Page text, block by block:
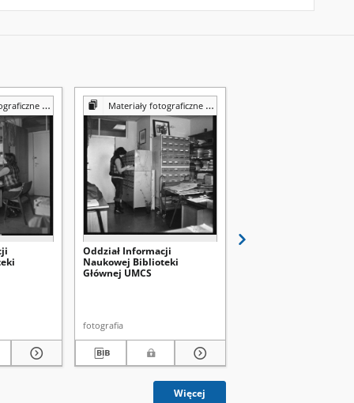
Biblioteki UMCS Materiały fotograficzne z Pracowni Reprografii Biblioteki UMCS
Oddział Informacji
Naukowej Biblioteki
Głównej UMCS
fotografia
Więcej